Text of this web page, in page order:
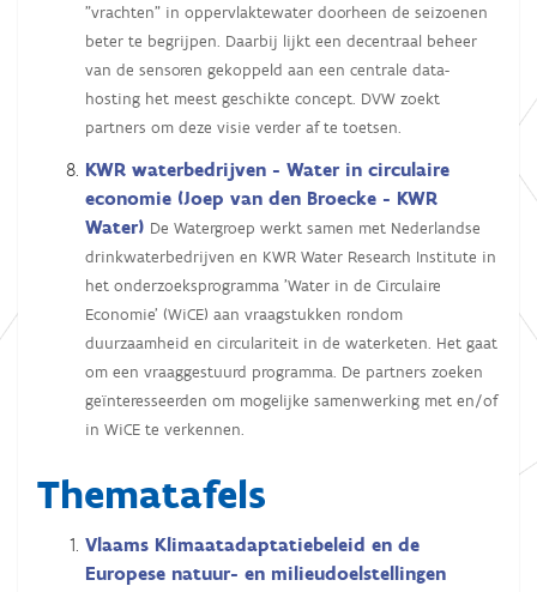
"vrachten" in oppervlaktewater doorheen de seizoenen
beter te begrijpen. Daarbij lijkt een decentraal beheer
van de sensoren gekoppeld aan een centrale data-
hosting het meest geschikte concept. DVW zoekt
partners om deze visie verder af te toetsen.
KWR waterbedrijven - Water in circulaire
economie (Joep van den Broecke - KWR
Water) De Watergroep werkt samen met Nederlandse
drinkwaterbedrijven en KWR Water Research Institute in
het onderzoeksprogramma 'Water in de Circulaire
Economie' (WiCE) aan vraagstukken rondom
duurzaamheid en circulariteit in de waterketen. Het gaat
om een vraaggestuurd programma. De partners zoeken
geïnteresseerden om mogelijke samenwerking met en/of
in WiCE te verkennen.
Thematafels
Vlaams Klimaatadaptatiebeleid en de
Europese natuur- en milieudoelstellingen